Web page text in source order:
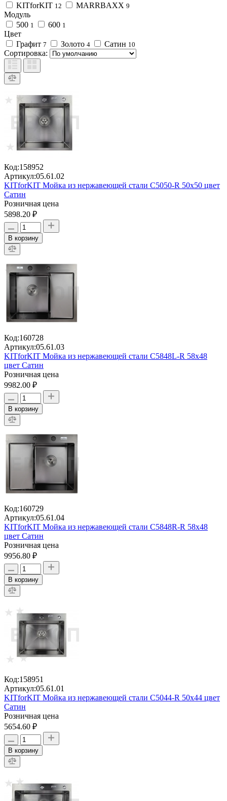
KITforKIT 12 MARRBAXX 9
Модуль
500 1 600 1
Цвет
Графит 7 Золото 4 Сатин 10
Сортировка:
Код:158952
Артикул:05.61.02
KITforKIT Мойка из нержавеющей стали C5050-R 50х50 цвет
Сатин
Розничная цена
5898.20 ₽
В корзину
Код:160728
Артикул:05.61.03
KITforKIT Мойка из нержавеющей стали C5848L-R 58х48
цвет Сатин
Розничная цена
9982.00 ₽
В корзину
Код:160729
Артикул:05.61.04
KITforKIT Мойка из нержавеющей стали C5848R-R 58х48
цвет Сатин
Розничная цена
9956.80 ₽
В корзину
Код:158951
Артикул:05.61.01
KITforKIT Мойка из нержавеющей стали C5044-R 50х44 цвет
Сатин
Розничная цена
5654.60 ₽
В корзину